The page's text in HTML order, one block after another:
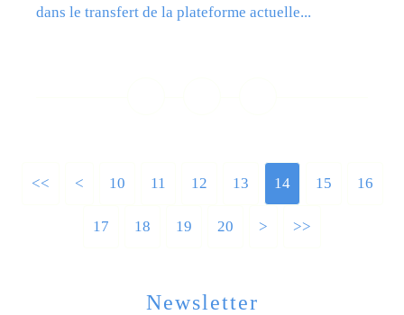
dans le transfert de la plateforme actuelle...
<< < 10 11 12 13 14 15 16
17 18 19 20 > >>
Newsletter